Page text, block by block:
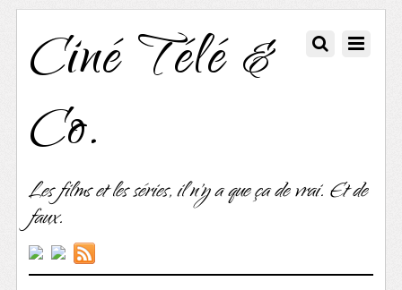
Ciné Télé &
Co.
Les films et les séries, il n'y a que ça de vrai. Et de
faux.